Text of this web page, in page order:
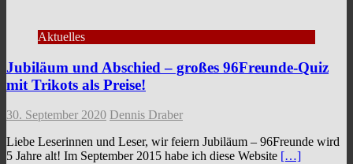
Aktuelles
Jubiläum und Abschied – großes 96Freunde-Quiz
mit Trikots als Preise!
30. September 2020 Dennis Draber
Liebe Leserinnen und Leser, wir feiern Jubiläum – 96Freunde wird
5 Jahre alt! Im September 2015 habe ich diese Website […]